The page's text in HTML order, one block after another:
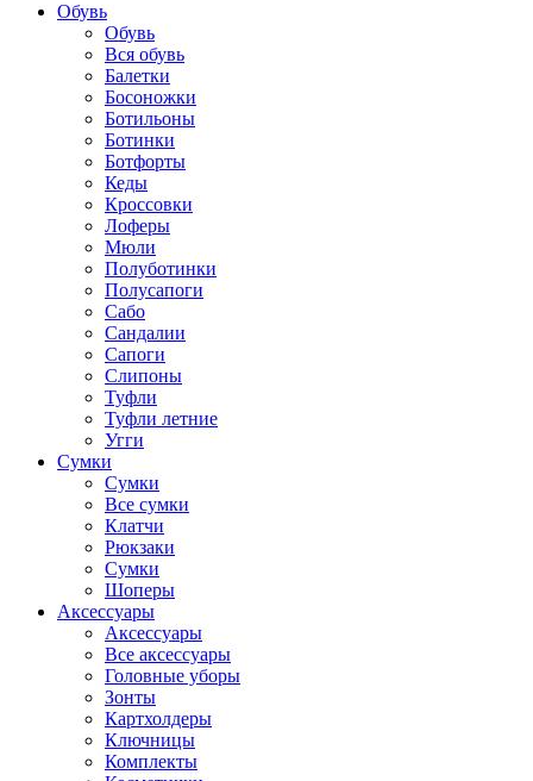
Обувь
Обувь
Вся обувь
Балетки
Босоножки
Ботильоны
Ботинки
Ботфорты
Кеды
Кроссовки
Лоферы
Мюли
Полуботинки
Полусапоги
Сабо
Сандалии
Сапоги
Слипоны
Туфли
Туфли летние
Угги
Сумки
Сумки
Все сумки
Клатчи
Рюкзаки
Сумки
Шоперы
Аксессуары
Аксессуары
Все аксессуары
Головные уборы
Зонты
Картхолдеры
Ключницы
Комплекты